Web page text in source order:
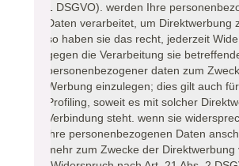
1 DSGVO). werden Ihre
Daten verarbeitet, um Direktwerbung
so haben sie das recht, jederzeit
gegen die Verarbeitung sie
personenbezogener daten zum
Werbung einzulegen; dies gilt auch
Profiling, soweit es mit solcher
Verbindung steht. wenn sie
ihre personenbezogenen Daten
mehr zum Zwecke der